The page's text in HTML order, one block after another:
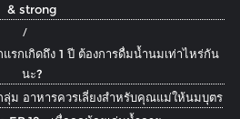
& strong
กเกิดถึง 1 ปี ต้องการดื่มน้ำนมเท่าไหร่กัน
นะ?
ม อาหารควรเลี่ยงสำหรับคุณแม่ให้นมบุตร